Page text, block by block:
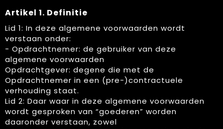
Bidons en Sportflessen
Elektronica, Gadgets en USB
Feestartikelen
Huis, Tuin en Keuken
Kantoor en Zakelijk
Klokken, horloges en weerstations
Bodywarmers
Jassen
Overhemden
Broeken en Rokken
Gilets
Schoenen
Pasen
Sinterklaas
Valentijn
Zomer & Lente
Horeca
Kinderen
Onderwijs
Sport
Transport
Vastgoed
Artikel 1. Definitie
Lid 1: In deze algemene voorwaarden wordt
verstaan onder:
- Opdrachtnemer: de gebruiker van deze
algemene voorwaarden
Opdrachtgever: degene die met de
Opdrachtnemer in een (pre-)contractuele
verhouding staat.
Lid 2: Daar waar in deze algemene voorwaarden
wordt gesproken van “goederen” worden
daaronder verstaan, zowel